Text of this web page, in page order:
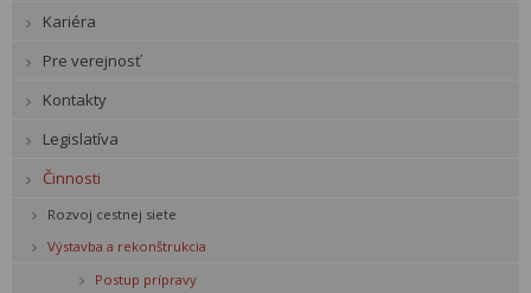
Kariéra
Pre verejnosť
Kontakty
Legislatíva
Činnosti
Rozvoj cestnej siete
Výstavba a rekonštrukcia
Postup prípravy